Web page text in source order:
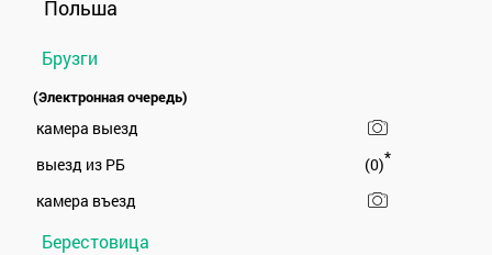
Польша
Брузги
(Электронная очередь)
камера выезд
выезд из РБ
(0)*
камера въезд
Берестовица